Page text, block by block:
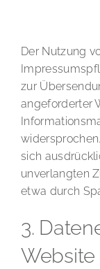
Der Nutzung
zur
angeforderter
sich
unverlangten
etwa durch
3.
Website